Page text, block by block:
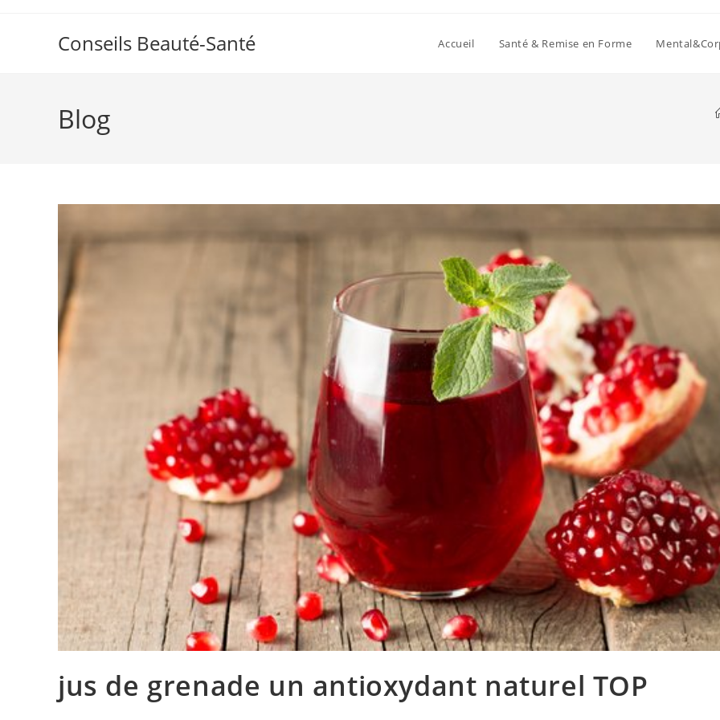
Conseils Beauté-Santé Accueil Santé & Remise en Forme
Blog
jus de grenade un antioxydant naturel TOP